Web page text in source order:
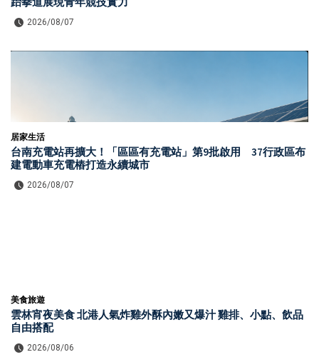
2026/08/07
居家生活
台南充電站再擴大！「區區有充電站」第9批啟用 37行政區布
建電動車充電樁打造永續城市
2026/08/07
美食旅遊
雲林宵夜美食 北港人氣炸雞外酥內嫩又爆汁 雞排、小點、飲品
自由搭配
2026/08/06